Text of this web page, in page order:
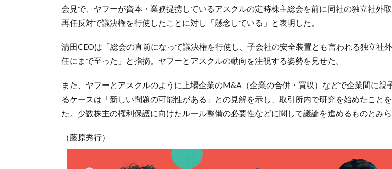
会見で、ヤフーが資本・業務提携しているアスクルの定時株主総会を前に同社の独立社外
再任反対で議決権を行使したことに対し「懸念している」と表明した。
清田CEOは「総会の直前になって議決権を行使し、子会社の安全装置とも言われる独立社
任にまで至った」と指摘。ヤフーとアスクルの動向を注視する姿勢を見せた。
また、ヤフーとアスクルのように上場企業のM&A（企業の合併・買収）などで企業間に親
るケースは「新しい問題の可能性がある」との見解を示し、取引所内で研究を始めたこと
た。少数株主の権利保護に向けたルール整備の必要性などに関して議論を進めるものとみら
（藤原秀行）